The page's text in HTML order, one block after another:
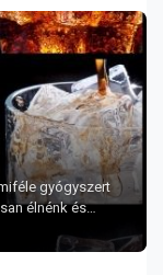
gyógyszert
élnénk és